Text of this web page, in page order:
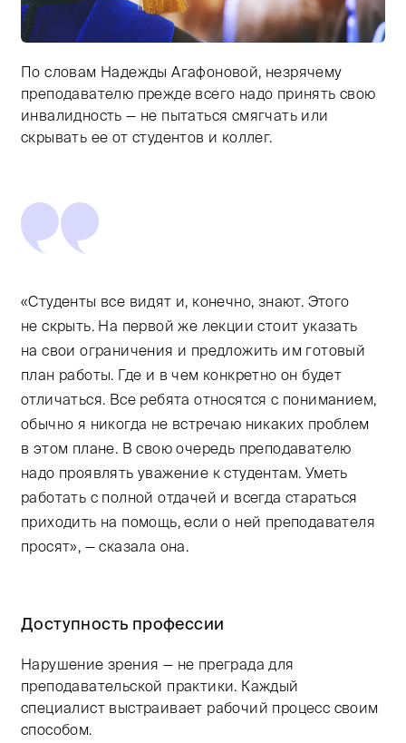
Тифлокомментарий: цветная фотография.
По словам Надежды Агафоновой, незрячему
преподавателю прежде всего надо принять свою
инвалидность — не пытаться смягчать или
скрывать ее от студентов и коллег.
«Студенты все видят и, конечно, знают. Этого
не скрыть. На первой же лекции стоит указать
на свои ограничения и предложить им готовый
план работы. Где и в чем конкретно он будет
отличаться. Все ребята относятся с пониманием,
обычно я никогда не встречаю никаких проблем
в этом плане. В свою очередь преподавателю
надо проявлять уважение к студентам. Уметь
работать с полной отдачей и всегда стараться
приходить на помощь, если о ней преподавателя
просят», — сказала она.
Доступность профессии
Нарушение зрения — не преграда для
преподавательской практики. Каждый
специалист выстраивает рабочий процесс своим
способом.